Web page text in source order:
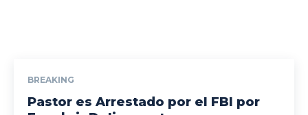
BREAKING
Pastor es Arrestado por el FBI por